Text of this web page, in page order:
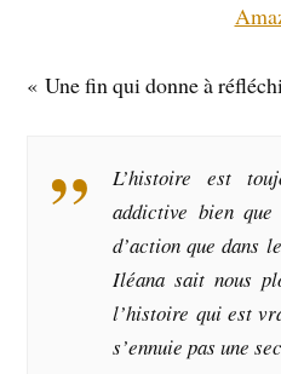
« Une fin qui donne à
L’histoire est
addictive bien
d’action que dans
Iléana sait nous
l’histoire qui est
s’ennuie pas une